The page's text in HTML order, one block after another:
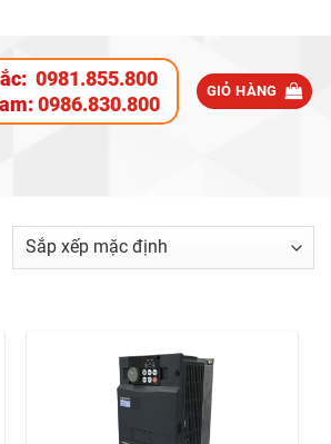
0981.855.800
0986.830.800
GIỎ HÀNG